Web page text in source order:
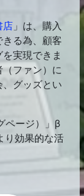
店 」は、購入
る為、顧客
実現できま
ファン）に
グッズとい
ページ）」β
り効果的な活